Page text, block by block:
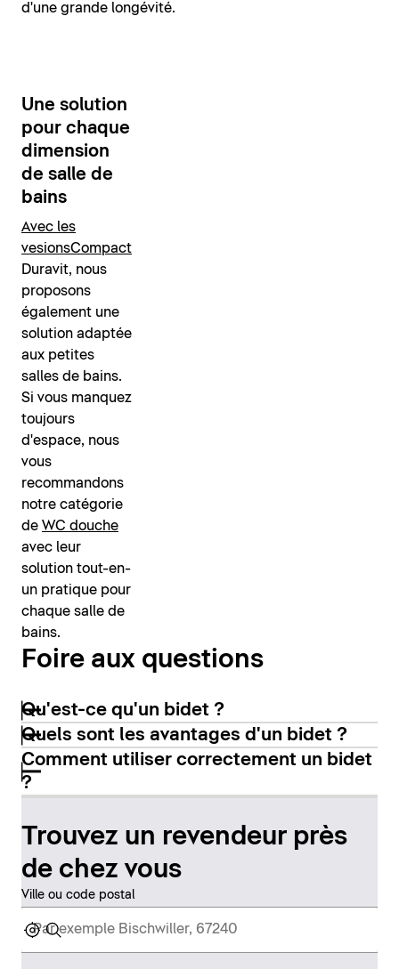
d'une grande longévité.
Une solution
pour chaque
dimension
de salle de
bains
Avec les
vesionsCompact
Duravit, nous
proposons
également une
solution adaptée
aux petites
salles de bains.
Si vous manquez
toujours
d'espace, nous
vous
recommandons
notre catégorie
de WC douche
avec leur
solution tout-en-
un pratique pour
chaque salle de
bains.
Foire aux questions
Qu'est-ce qu'un bidet ?
Quels sont les avantages d'un bidet ?
Comment utiliser correctement un bidet
?
Trouvez un revendeur près
de chez vous
Ville ou code postal